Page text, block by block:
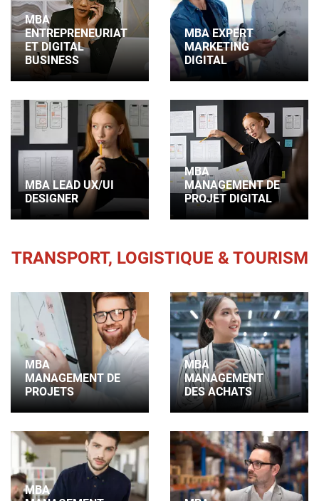
MBA
ENTREPRENEURIAT
ET DIGITAL
BUSINESS
MBA EXPERT
MARKETING
DIGITAL
MBA LEAD UX/UI
DESIGNER
MBA
MANAGEMENT DE
PROJET DIGITAL
TRANSPORT, LOGISTIQUE & TOURISME
MBA
MANAGEMENT DE
PROJETS
MBA
MANAGEMENT
DES ACHATS
MBA